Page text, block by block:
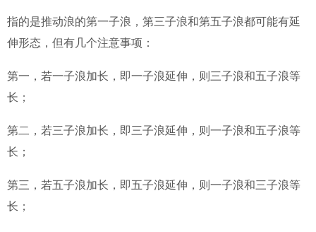
指的是推动浪的第一子浪，第三子浪和第五子浪都可能有延
伸形态，但有几个注意事项：
第一，若一子浪加长，即一子浪延伸，则三子浪和五子浪等
长；
第二，若三子浪加长，即三子浪延伸，则一子浪和五子浪等
长；
第三，若五子浪加长，即五子浪延伸，则一子浪和三子浪等
长；